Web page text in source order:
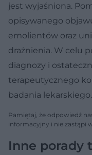
jest wyjaśniona.
opisywanego
emolientów oraz
drażnienia. W celu
diagnozy i
terapeutycznego
badania lekarskiego.
Pamiętaj, że odpowiedź
informacyjny i nie zastąpi
Inne porady